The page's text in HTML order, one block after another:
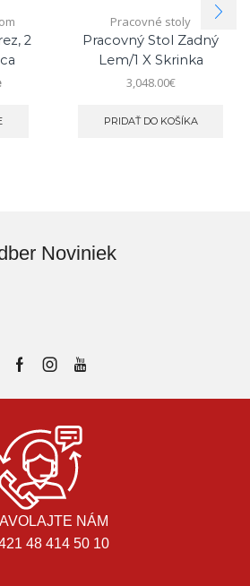
2
Pracovné stoly
Pracovný Stol Zadný
Lem/1 X Skrinka
3,048.00€
PRIDAŤ DO KOŠÍKA
Noviniek
NÁM
48 414 50 10